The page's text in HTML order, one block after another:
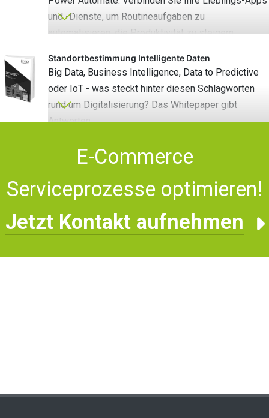
und -Dienste, um Routineaufgaben zu
automatisieren, die Produktivität zu steigern.
Standortbestimmung Intelligente Daten
Big Data, Business Intelligence, Data to Predictive
oder IoT - was steckt hinter diesen Schlagworten
rund um Digitalisierung? Das Whitepaper gibt
Antworten.
E-Commerce
Serviceprozesse optimieren!
Jetzt Kontakt aufnehmen